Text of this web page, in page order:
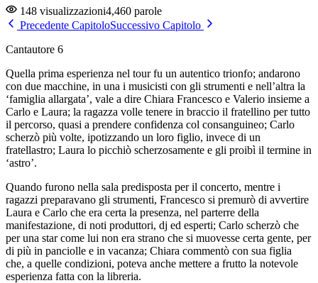
148 visualizzazioni4,460 parole
Precedente CapitoloSuccessivo Capitolo
Cantautore 6
Quella prima esperienza nel tour fu un autentico trionfo; andarono
con due macchine, in una i musicisti con gli strumenti e nell’altra la
‘famiglia allargata’, vale a dire Chiara Francesco e Valerio insieme a
Carlo e Laura; la ragazza volle tenere in braccio il fratellino per tutto
il percorso, quasi a prendere confidenza col consanguineo; Carlo
scherzò più volte, ipotizzando un loro figlio, invece di un
fratellastro; Laura lo picchiò scherzosamente e gli proibì il termine in
‘astro’.
Quando furono nella sala predisposta per il concerto, mentre i
ragazzi preparavano gli strumenti, Francesco si premurò di avvertire
Laura e Carlo che era certa la presenza, nel parterre della
manifestazione, di noti produttori, dj ed esperti; Carlo scherzò che
per una star come lui non era strano che si muovesse certa gente, per
di più in panciolle e in vacanza; Chiara commentò con sua figlia
che, a quelle condizioni, poteva anche mettere a frutto la notevole
esperienza fatta con la libreria.